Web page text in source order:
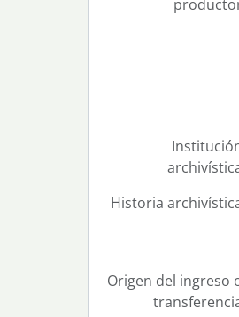
[Expte]
[Expte]
[Expte]
[Expte]
[Expte]
[Expte]
[Expte]
Historia
Origen del ingreso